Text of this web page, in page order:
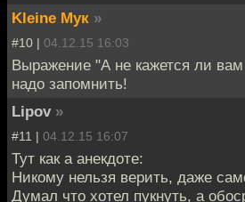
Kleine Мук »
#10 | 04.12.15 16:03
Выражение "А не кажется ли
надо запомнить!
Lipov »
#11 | 04.12.15 16:07
Тут как а анекдоте:
Никому нельзя верить, даже
Думал что хотел пукнуть, а